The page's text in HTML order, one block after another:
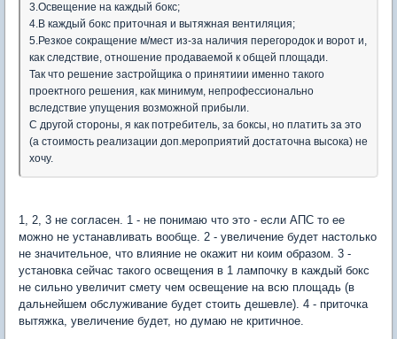
3.Освещение на каждый бокс;
4.В каждый бокс приточная и вытяжная вентиляция;
5.Резкое сокращение м/мест из-за наличия перегородок и ворот и,
как следствие, отношение продаваемой к общей площади.
Так что решение застройщика о принятиии именно такого
проектного решения, как минимум, непрофессионально
вследствие упущения возможной прибыли.
С другой стороны, я как потребитель, за боксы, но платить за это
(а стоимость реализации доп.мероприятий достаточна высока) не
хочу.
1, 2, 3 не согласен. 1 - не понимаю что это - если АПС то ее
можно не устанавливать вообще. 2 - увеличение будет настолько
не значительное, что влияние не окажит ни коим образом. 3 -
установка сейчас такого освещения в 1 лампочку в каждый бокс
не сильно увеличит смету чем освещение на всю площадь (в
дальнейшем обслуживание будет стоить дешевле). 4 - приточка
вытяжка, увеличение будет, но думаю не критичное.